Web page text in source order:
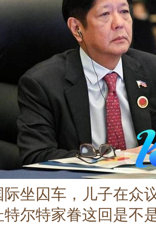
际坐囚车，儿子在众
特尔特家眷这回是不